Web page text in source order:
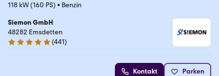
118 kW (160 PS) • Benzin
Siemon GmbH
48282 Emsdetten
4.9 Sterne
(441)
Kontakt Parken